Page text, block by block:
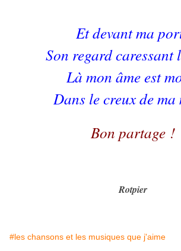
Et devant ma
Son regard caressant
Là mon âme est
Dans le creux de ma
Bon partage !
Rotpier
#les chansons et les musiques que j'aime